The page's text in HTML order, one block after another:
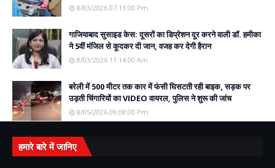
8/03/2026 07:13:00 Pm
गाजियाबाद सुसाइड केस: दूसरों का डिप्रेशन दूर करने वाली डॉ. हमीका
ने 5वीं मंजिल से कूदकर दी जान, वजह कर देगी हैरान
8/03/2026 11:14:00 Am
बरेली में 500 मीटर तक कार में फंसी घिसटती रही बाइक, सड़क पर
उड़ती चिंगारियों का VIDEO वायरल, पुलिस ने शुरू की जांच
8/05/2026 09:08:00 Pm
हमारे बारे में जानिए